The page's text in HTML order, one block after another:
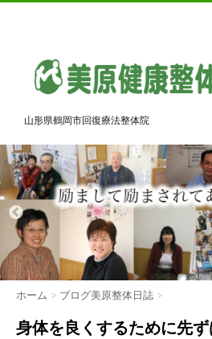
山形県鶴岡市回復療法整体院
ホーム > ブログ美原整体日誌 >
身体を良くするために先